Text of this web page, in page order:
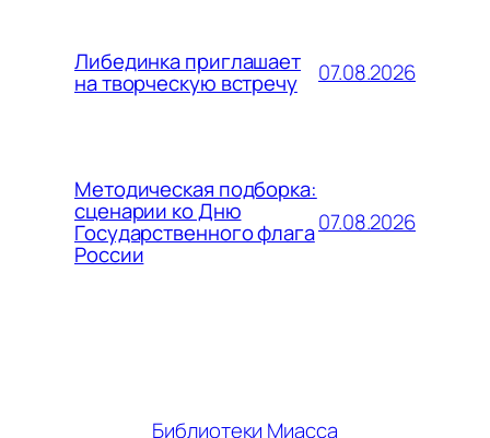
Либединка приглашает
на творческую встречу 07.08.2026
Методическая подборка:
сценарии ко Дню
Государственного флага
России
07.08.2026
Библиотеки Миасса